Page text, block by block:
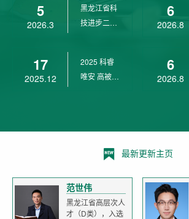
5
2026.3
黑龙江省科
技进步二等
17
2025.12
2025 科睿
唯安 高被引
6
2026.8
6
2026.8
最新更新主页
范世伟
黑龙江省高层次人
才（D类），入选